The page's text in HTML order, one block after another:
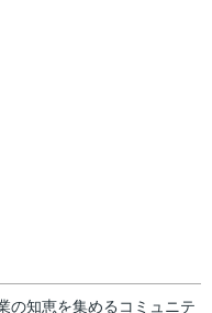
の知恵を集めるコミュニテ